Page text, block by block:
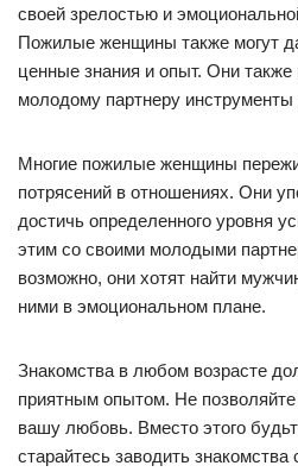
своей зрелостью и
Пожилые женщины также могут
ценные знания и опыт. Они также
молодому партнеру
Многие пожилые женщины
потрясений в отношениях. Они
достичь определенного уровня
этим со своими молодыми
возможно, они хотят найти
ними в эмоциональном плане.
Знакомства в любом возрасте
приятным опытом. Не позволяйте
вашу любовь. Вместо этого
старайтесь заводить